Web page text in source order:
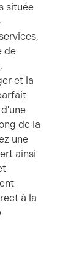
située
de
et la
de la
une
ainsi
à la